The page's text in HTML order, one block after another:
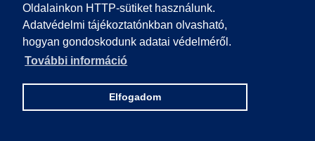
Oldalainkon HTTP-sütiket használunk.
Adatvédelmi tájékoztatónkban olvasható,
hogyan gondoskodunk adatai védelméről.
További információ
Elfogadom
KÖZÉRDEKŰ ADATOK
IMPRESSZUM